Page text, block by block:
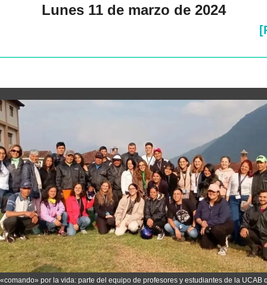
Lunes 11 de marzo de 2024
por la vida: parte del equipo de profesores y estudiantes de la UCAB